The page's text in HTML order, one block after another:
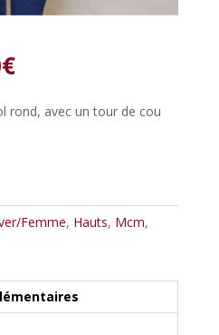
€Le
prix
actuel
est :
rond, avec un tour de cou
Femme, Hauts, Mcm,